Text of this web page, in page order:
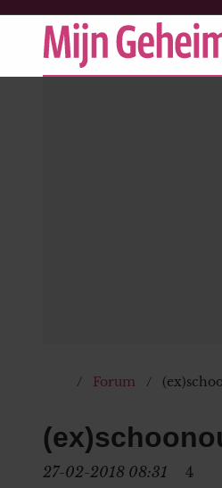
Forum
27-02-2018 08:31 4